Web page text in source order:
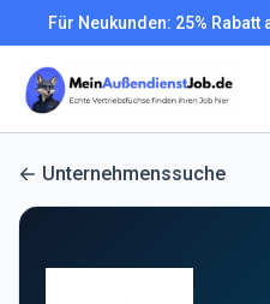
Für Neukunden: 25%
Unternehmenssuche